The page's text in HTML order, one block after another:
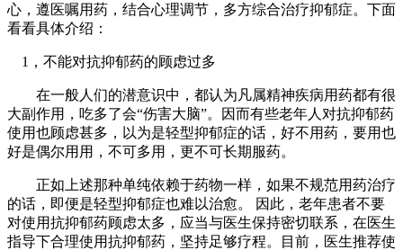
心，遵医嘱用药，结合心理调节，多方综合治疗抑郁症。下面
看看具体介绍：
1，不能对抗抑郁药的顾虑过多
在一般人们的潜意识中，都认为凡属精神疾病用药都有很
大副作用，吃多了会“伤害大脑”。因而有些老年人对抗抑郁药
使用也顾虑甚多，以为是轻型抑郁症的话，好不用药，要用也
好是偶尔用用，不可多用，更不可长期服药。
正如上述那种单纯依赖于药物一样，如果不规范用药治疗
的话，即便是轻型抑郁症也难以治愈。 因此，老年患者不要
对使用抗抑郁药顾虑太多，应当与医生保持密切联系，在医生
指导下合理使用抗抑郁药，坚持足够疗程。目前，医生推荐使